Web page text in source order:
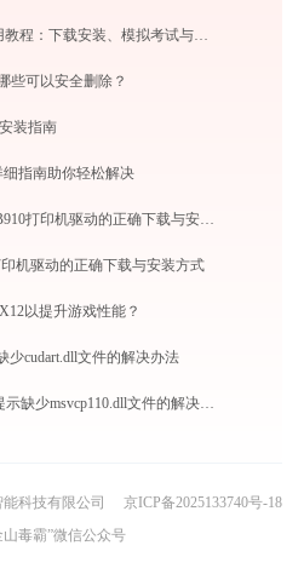
小黑课堂计算机题库使用教程：下载安装、模拟考试与高效刷题全攻略
些可以安全删除？
装指南
指南助你轻松解决
详尽教程：惠普Scitex FB910打印机驱动的正确下载与安装方式
机驱动的正确下载与安装方式
以提升游戏性能？
少cudart.dll文件的解决办法
Autodesk Revit Revit.exe提示缺少msvcp110.dll文件的解决办法
科技有限公司
京ICP备2025133740号-18
山毒霸”微信公众号